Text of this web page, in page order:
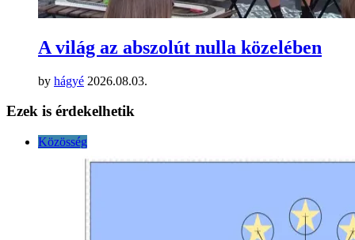
A világ az abszolút nulla közelében
by hágyé 2026.08.03.
Ezek is érdekelhetik
Közösség